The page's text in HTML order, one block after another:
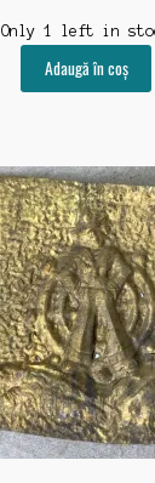
Only 1 left in
Adaugă în coș